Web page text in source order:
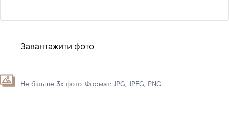
Завантажити фото
Не більше 3х фото. Формат: JPG, JPEG, PNG